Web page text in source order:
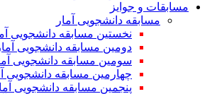
مسابقات و جوایز
مسابقه دانشجویی آمار
نخستین مسابقه دانشجویی
دومین مسابقه دانشجویی آمار
سومین مسابقه دانشجویی آمار
چهارمین مسابقه دانشجویی
پنجمین مسابقه دانشجویی آمار